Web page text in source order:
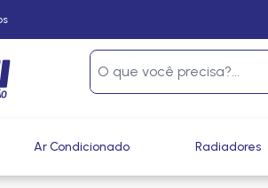
Ar Condicionado Radiadores